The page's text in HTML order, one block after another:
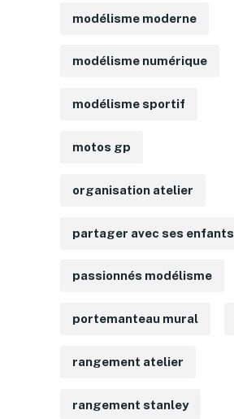
modélisme moderne
modélisme numérique
modélisme sportif
motos gp
organisation atelier
partager avec ses enfants
passionnés modélisme
portemanteau mural
rangement atelier
rangement stanley